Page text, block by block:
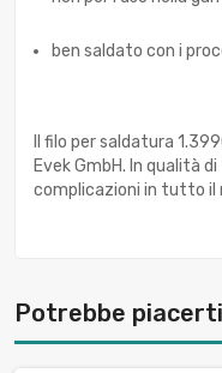
ben saldato con i
Il filo per saldatura
Evek GmbH. In qualità
complicazioni in tutto il
Potrebbe